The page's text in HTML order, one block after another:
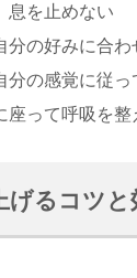
息を止めない
分の好みに合わ
分の感覚に従っ
座って呼吸を整
げるコツと